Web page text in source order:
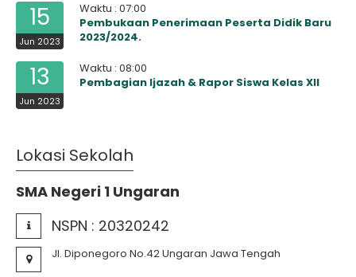
15
Jun 2023
Waktu : 07:00
Pembukaan Penerimaan Peserta Didik Baru
2023/2024.
13
Jun 2023
Waktu : 08:00
Pembagian Ijazah & Rapor Siswa Kelas XII
Lokasi Sekolah
SMA Negeri 1 Ungaran
NSPN : 20320242
Jl. Diponegoro No.42 Ungaran Jawa Tengah